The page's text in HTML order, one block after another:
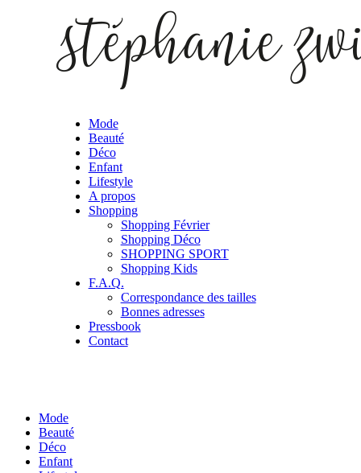
Mode
Beauté
Déco
Enfant
Lifestyle
A propos
Shopping
Shopping Février
Shopping Déco
SHOPPING SPORT
Shopping Kids
F.A.Q.
Correspondance des tailles
Bonnes adresses
Pressbook
Contact
Mode
Beauté
Déco
Enfant